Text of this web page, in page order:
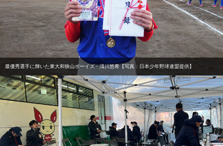
最優秀選手に輝いた東大和狭山ボーイズ・濤川悠希【写真：日本少年野球連盟提供】